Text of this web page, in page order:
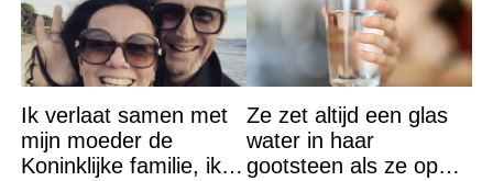
Ik verlaat samen met
mijn moeder de
Koninklijke familie, ik
Ze zet altijd een glas
water in haar
gootsteen als ze op